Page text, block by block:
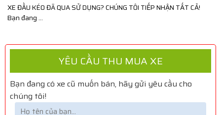
XE ĐẦU KÉO ĐÃ QUA SỬ DỤNG? CHÚNG TÔI TIẾP NHẬN TẤT CẢ!
Bạn đang ...
YÊU CẦU THU MUA XE
Bạn đang có xe cũ muốn bán, hãy gửi yêu cầu cho
chúng tôi!